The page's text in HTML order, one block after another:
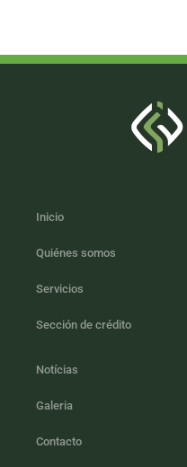
Inicio
Quiénes somos
Servicios
Sección de crédito
Notícias
Galeria
Contacto